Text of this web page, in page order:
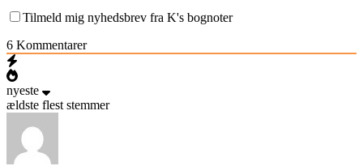
Tilmeld mig nyhedsbrev fra K's bognoter
6 Kommentarer
nyeste
ældste flest stemmer